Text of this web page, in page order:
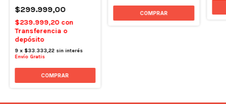
$299.999,00
$239.999,20 con
Transferencia o
depósito
9 x $33.333,22 sin interés
Envío Gratis
COMPRAR
COMPRAR